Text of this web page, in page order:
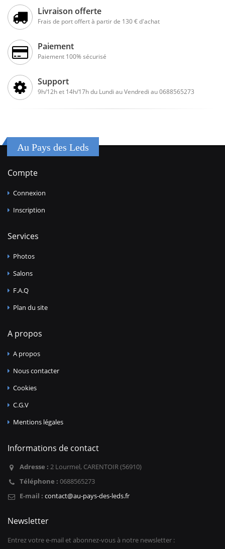
Livraison offerte
Frais de port offert à partir de 130 € d'achat
Paiement
Paiement 100% sécurisé
Support
9h/12h et 14h/17h du Lundi au Vendredi au 0688565273
Au Pays des Leds
Compte
Connexion
Inscription
Services
Photos
Salons
F.A.Q
Plan du site
A propos
A propos
Nous contacter
Cookies
C.G.V
Mentions légales
Informations de contact
Adresse : 2 Lourmel, CARENTOIR (56910)
Téléphone : 0688565273
E-mail : contact@au-pays-des-leds.fr
Newsletter
Entrez votre e-mail et abonnez-vous à notre newsletter :